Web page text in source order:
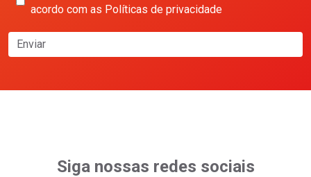
acordo com as Políticas de privacidade
Enviar
Siga nossas redes sociais